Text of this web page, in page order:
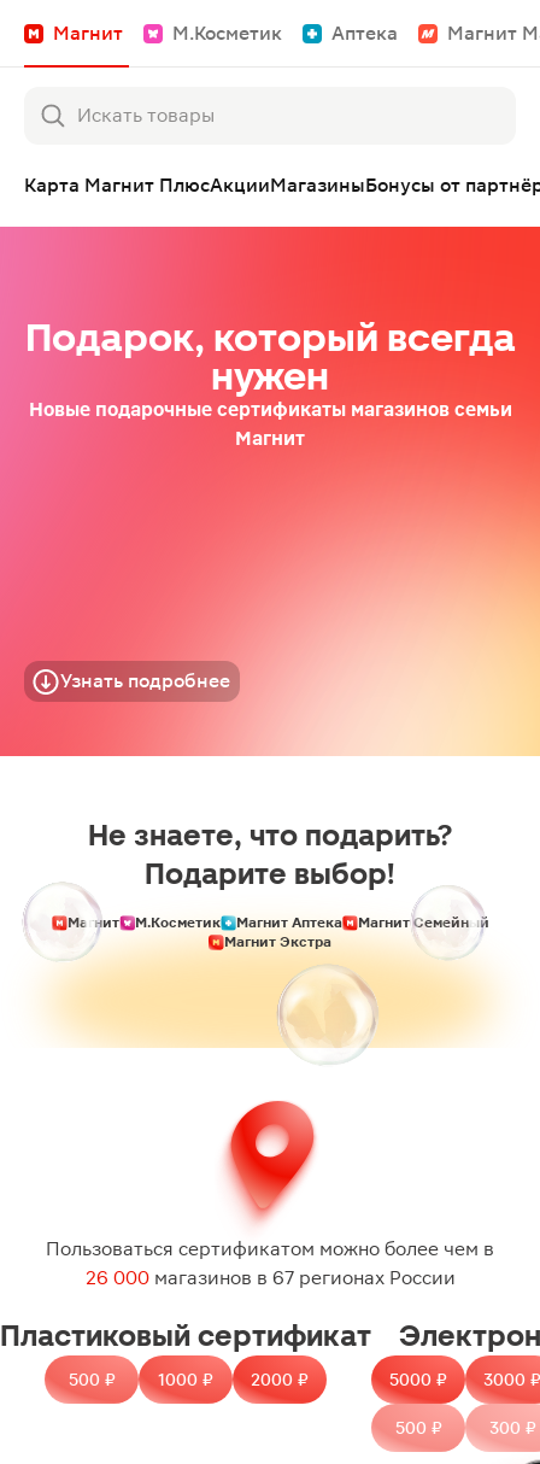
Магнит М.Косметик Аптека Магнит
Карта Магнит ПлюсАкцииМагазиныБонусы от
Подарок, который всегда
нужен
Новые подарочные сертификаты магазинов семьи
Магнит
Узнать подробнее
Не знаете, что подарить?
Подарите выбор!
Магнит М.Косметик Магнит Аптека
Магнит Семейный
Магнит Экстра
Пользоваться сертификатом можно более чем в
26 000магазинов в 67 регионахРоссии
Пластиковый сертификат
500 ₽ 1000 ₽ 2000 ₽ 5000 ₽ 3000 ₽
500 ₽ 300 ₽